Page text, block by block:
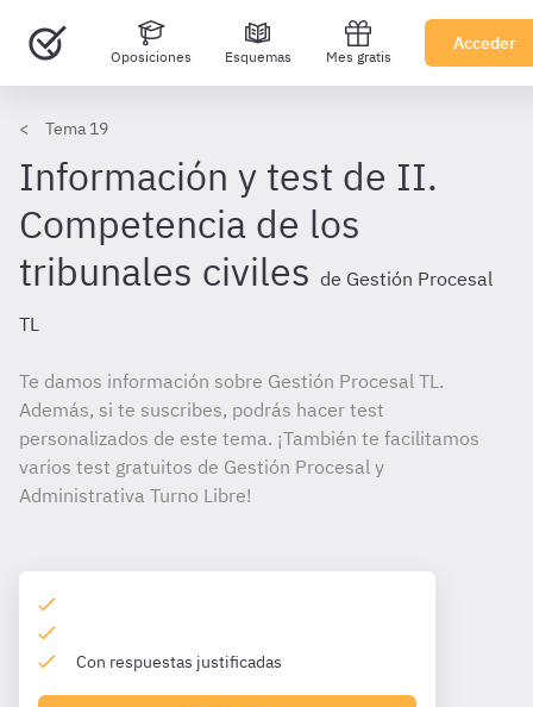
Oposiciones Esquemas Mes gratis
Acceder
Tema 19
Información y test de II.
Competencia de los
tribunales civiles de Gestión Procesal
TL
Te damos información sobre Gestión Procesal TL.
Además, si te suscribes, podrás hacer test
personalizados de este tema. ¡También te facilitamos
varios test gratuitos de Gestión Procesal y
Administrativa Turno Libre!
Con respuestas justificadas